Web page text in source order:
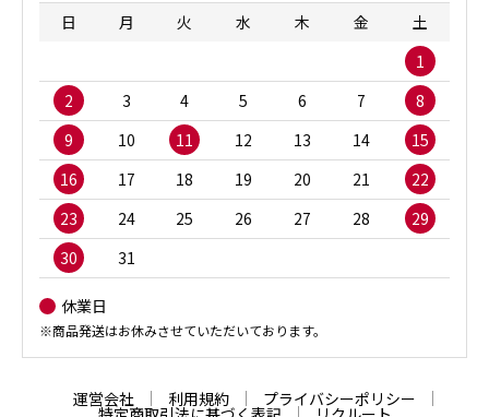
日
月 火 水 木 金
土
1
2
3 4 5 6 7
8
9
10 11 12 13 14
15
16
17 18 19 20 21
22
23
24 25 26 27 28
29
30
31
休業日
※商品発送はお休みさせていただいております。
運営会社 利用規約 プライバシーポリシー